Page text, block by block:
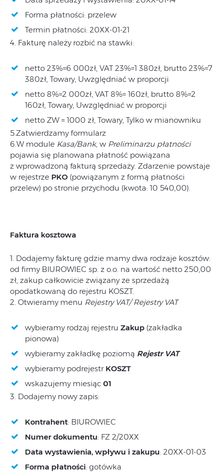
Forma płatności: przelew
Termin płatności: 20XX-01-21
4. Fakturę należy rozbić na stawki:
netto 23%=6 000zł, VAT 23%=1 380zł, brutto 23%=7
380zł, Towary, Uwzględniać w proporcji
netto 8%=2 000zł, VAT 8%= 160zł, brutto 8%=2
160zł, Towary, Uwzględniać w proporcji
netto ZW = 1000 zł, Towary, Tylko w mianowniku
5.Zatwierdzamy formularz
6.W module Kasa/Bank, w Preliminarzu płatności
pojawia się planowana płatność powiązana
z wprowadzoną fakturą sprzedaży. Zdarzenie powstaje
w rejestrze PKO (powiązanym z formą płatności
przelew) po stronie przychodu (kwota: 10 540,00).
Faktura kosztowa
1. Dodajemy fakturę gdzie mamy dwa rodzaje kosztów:
od firmy BIUROWIEC sp. z o.o. na wartość netto 250,00
zł, zakup całkowicie związany ze sprzedażą
opodatkowaną do rejestru KOSZT.
2. Otwieramy menu Rejestry VAT/ Rejestry VAT
wybieramy rodzaj rejestru Zakup (zakładka
pionowa)
wybieramy zakładkę poziomą Rejestr VAT
wybieramy podrejestr KOSZT
wskazujemy miesiąc 01
3. Dodajemy nowy zapis:
Kontrahent: BIUROWIEC
Numer dokumentu: FZ 2/20XX
Data wystawienia, wpływu i zakupu: 20XX-01-03
Forma płatności: gotówka